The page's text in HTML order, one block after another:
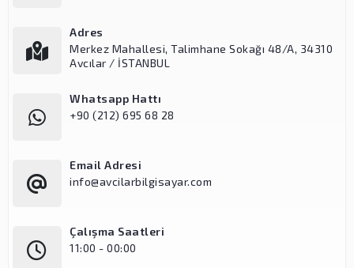
Adres
Merkez Mahallesi, Talimhane Sokağı 48/A, 34310
Avcılar / İSTANBUL
Whatsapp Hattı
+90 (212) 695 68 28
Email Adresi
info@avcilarbilgisayar.com
Çalışma Saatleri
11:00 - 00:00